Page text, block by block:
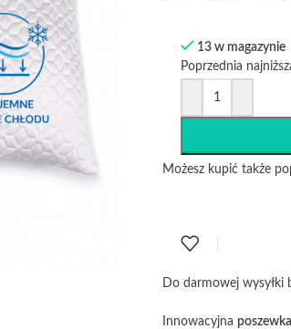
13 w magazynie
Poprzednia
Możesz kupić także
Do darmowej wysyłki
Innowacyjna